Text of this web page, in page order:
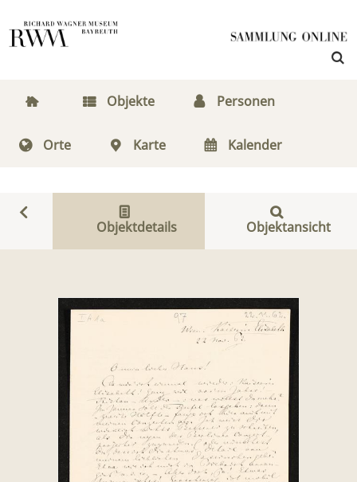
Objekte Personen
Orte Karte Kalender
Objektdetails Objektansicht